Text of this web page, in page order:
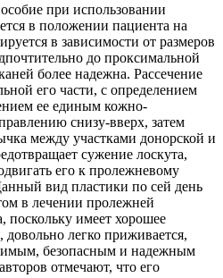
при использовании
в положении пациента на
в зависимости от размеров
до проксимальной
более надежна. Рассечение
его части, с определением
ее единым кожно-
снизу-вверх, затем
между участками донорской и
сужение лоскута,
его к пролежневому
вид пластики по сей день
в лечении пролежней
поскольку имеет хорошее
легко приживается,
безопасным и надежным
отмечают, что его